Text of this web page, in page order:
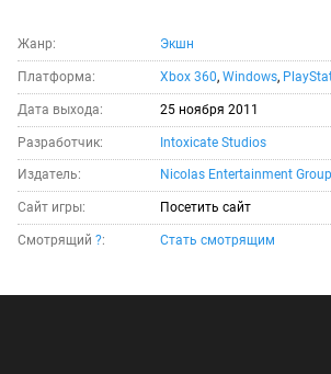
Жанр: Экшн
Платформа: Xbox 360, Windows,
Дата выхода: 25 ноября 2011
Разработчик: Intoxicate Studios
Издатель: Nicolas Entertainment Group
Сайт игры: Посетить сайт
Смотрящий ?: Стать смотрящим